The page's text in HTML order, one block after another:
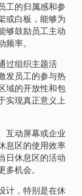
工的归属感和参
或白板，能够为
够鼓励员工主动
率。
过组织主题活
发员工的参与热
域的开放性和包
实现真正意义上
互动屏幕或企业
息区的使用效率
日休息区的活动
机会。
计，特别是在休